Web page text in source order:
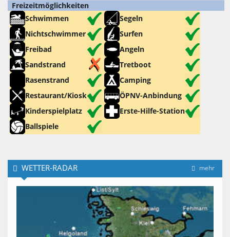
Freizeitmöglichkeiten
Schwimmen
Segeln
Nichtschwimmer
Surfen
Freibad
Angeln
Sandstrand
Tretboot
Rasenstrand
Camping
Restaurant/Kiosk
ÖPNV-Anbindung
Kinderspielplatz
Erste-Hilfe-Station
Ballspiele
mehr
WETTER-RADAR